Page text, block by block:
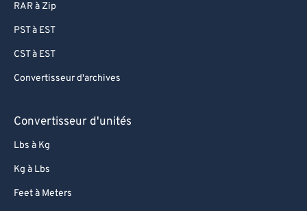
RAR à Zip
PST à EST
CST à EST
Convertisseur d'archives
Convertisseur d'unités
Lbs à Kg
Kg à Lbs
Feet à Meters